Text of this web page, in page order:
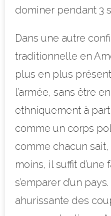
dominer pendant 3
Dans une autre
traditionnelle en
plus en plus
l’armée, sans être
ethniquement à
comme un corps
comme chacun
moins, il suffit
s’emparer d’un
ahurissante des